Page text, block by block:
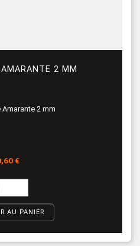
2 MM
2 mm
€
AU PANIER